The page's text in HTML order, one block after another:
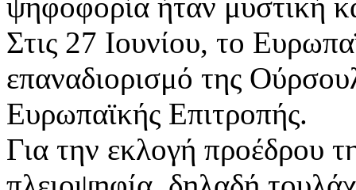
Στις 27 Ιουνίου, το
επαναδιορισμό της
Ευρωπαϊκής Επιτροπής.
Για την εκλογή προέδρου